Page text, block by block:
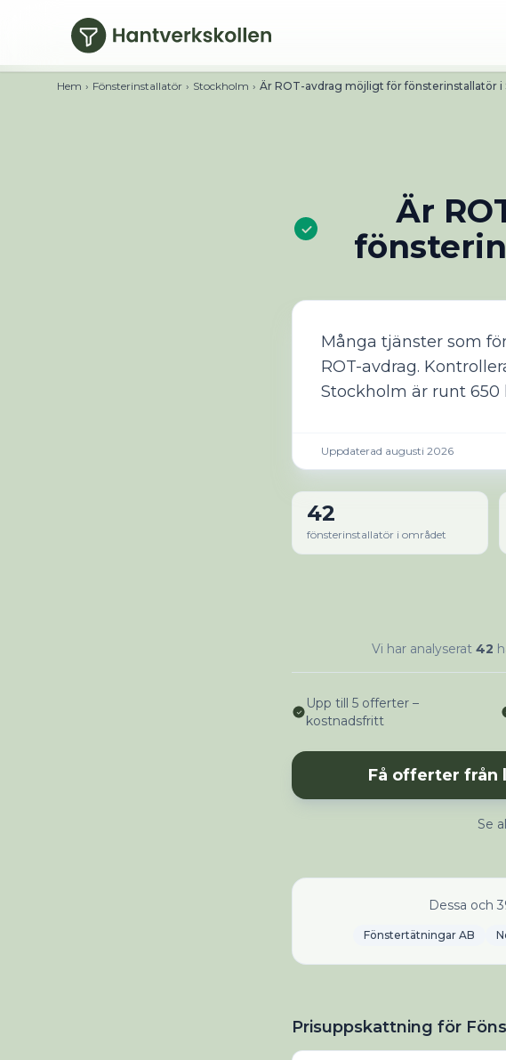
Hoppa till huvudinnehåll
Hem › Fönsterinstallatör › Stockholm › Är ROT-avdrag möjligt för fönsterinstallatör i
Är
Många tjänster som
ROT-avdrag.
Stockholm är runt 650
Uppdaterad augusti 2026
42
fönsterinstallatör i området
Vi har analyserat 42
Upp till 5 offerter –
kostnadsfritt
Få offerter från
Se
Dessa och
Fönstertätningar AB
Prisuppskattning för